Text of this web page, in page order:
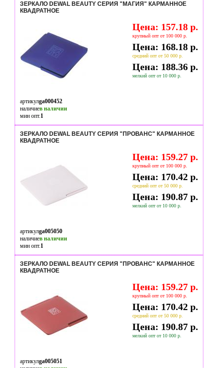
ЗЕРКАЛО DEWAL BEAUTY СЕРИЯ "МАГИЯ" КАРМАННОЕ
КВАДРАТНОЕ
Цена: 157.18 р.
крупный опт от 100 000 р.
Цена: 168.18 р.
средний опт от 50 000 р.
Цена: 188.36 р.
мелкий опт от 10 000 р.
артикулga000452
наличиев наличии
мин опт.1
ЗЕРКАЛО DEWAL BEAUTY СЕРИЯ "ПРОВАНС" КАРМАННОЕ
КВАДРАТНОЕ
Цена: 159.27 р.
крупный опт от 100 000 р.
Цена: 170.42 р.
средний опт от 50 000 р.
Цена: 190.87 р.
мелкий опт от 10 000 р.
артикулga005050
наличиев наличии
мин опт.1
ЗЕРКАЛО DEWAL BEAUTY СЕРИЯ "ПРОВАНС" КАРМАННОЕ
КВАДРАТНОЕ
Цена: 159.27 р.
крупный опт от 100 000 р.
Цена: 170.42 р.
средний опт от 50 000 р.
Цена: 190.87 р.
мелкий опт от 10 000 р.
артикулga005051